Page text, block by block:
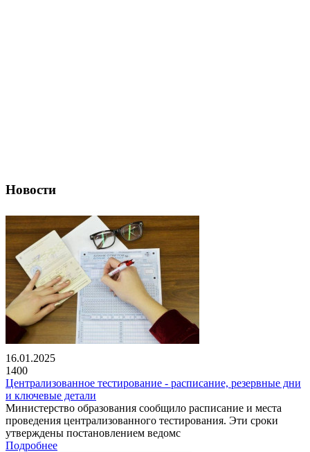
Новости
16.01.2025
1400
Централизованное тестирование - расписание, резервные дни
и ключевые детали
Министерство образования сообщило расписание и места
проведения централизованного тестирования. Эти сроки
утверждены постановлением ведомс
Подробнее